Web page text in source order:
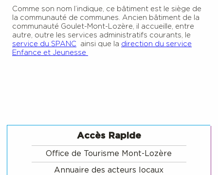
Comme son nom l’indique, ce bâtiment est le siège de
la communauté de communes. Ancien bâtiment de la
communauté Goulet-Mont-Lozère, il accueille, entre
autre, outre les services administratifs courants, le
service du SPANC ainsi que la direction du service
Enfance et Jeunesse
Accès Rapide
Office de Tourisme Mont-Lozère
Annuaire des acteurs locaux